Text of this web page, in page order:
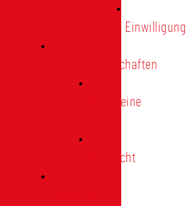
Einwilligung
Tischgemeinschaften
Allgemeine
Übersicht